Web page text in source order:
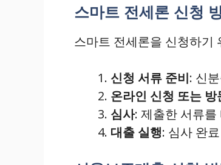
스마트 전세론 신청
스마트 전세론을 신청하기
신청 서류 준비: 신
온라인 신청 또는 방
심사: 제출한 서류
대출 실행: 심사 완